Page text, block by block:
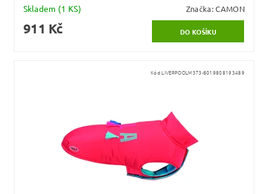
Skladem (1 KS) Značka:CAMON
911 Kč
Kód:LIVERPOOLM373-8019808193489